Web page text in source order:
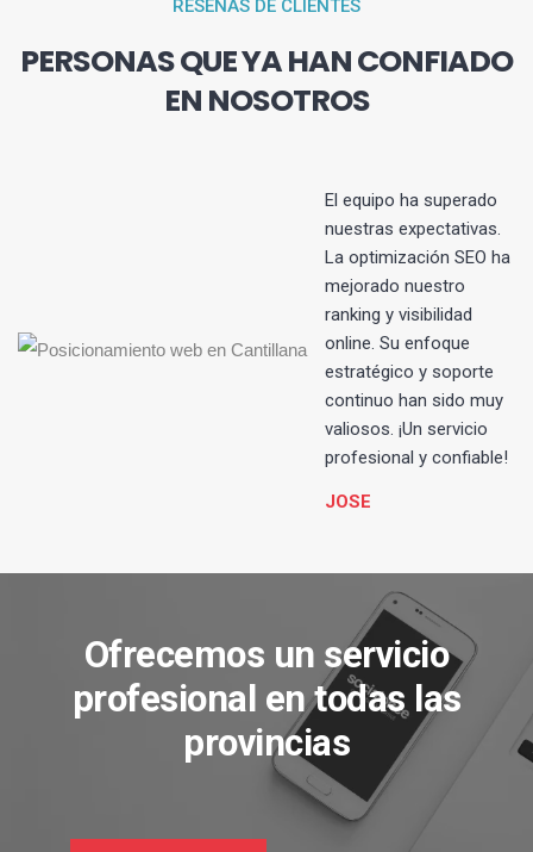
RESEÑAS DE CLIENTES
PERSONAS QUE YA HAN CONFIADO
EN NOSOTROS
El equipo ha superado
nuestras expectativas.
La optimización SEO ha
mejorado nuestro
ranking y visibilidad
online. Su enfoque
estratégico y soporte
continuo han sido muy
valiosos. ¡Un servicio
profesional y confiable!
JOSE
Ofrecemos un servicio
profesional en todas las
provincias